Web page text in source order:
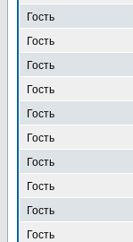
Гость
Гость
Гость
Гость
Гость
Гость
Гость
Гость
Гость
Гость